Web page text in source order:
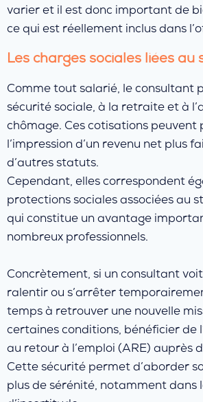
varier et il est donc important de
ce qui est réellement inclus dans
Les charges sociales liées
Comme tout salarié, le consultant
sécurité sociale, à la retraite et à
chômage. Ces cotisations peuvent
l’impression d’un revenu net plus
d’autres statuts.
Cependant, elles correspondent
protections sociales associées au
qui constitue un avantage
nombreux professionnels.
Concrètement, si un consultant
ralentir ou s’arrêter
temps à retrouver une nouvelle
certaines conditions, bénéficier de
au retour à l’emploi (ARE) auprès
Cette sécurité permet d’aborder
plus de sérénité, notamment dans